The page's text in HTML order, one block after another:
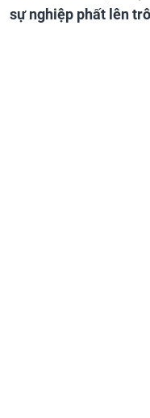
sự nghiệp phất lên